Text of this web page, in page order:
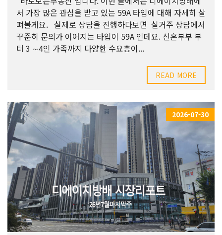
서 가장 많은 관심을 받고 있는 59A 타입에 대해 자세히 살
펴볼게요. 실제로 상담을 진행하다보면 실거주 상담에서
꾸준히 문의가 이어지는 타입이 59A 인데요. 신혼부부 부
터 3 ∼4인 가족까지 다양한 수요층이...
READ MORE
2026-07-30